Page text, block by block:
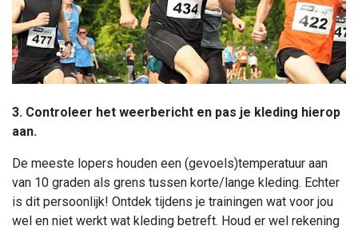
3. Controleer het weerbericht en pas je kleding hierop
aan.
De meeste lopers houden een (gevoels)temperatuur aan
van 10 graden als grens tussen korte/lange kleding. Echter
is dit persoonlijk! Ontdek tijdens je trainingen wat voor jou
wel en niet werkt wat kleding betreft. Houd er wel rekening